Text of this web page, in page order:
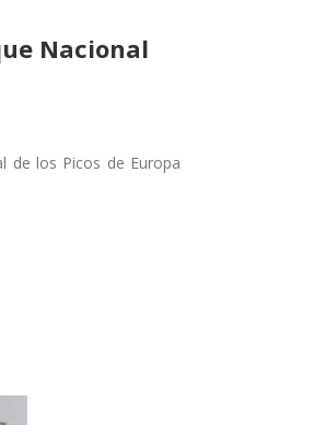
Nacional
de los Picos de Europa